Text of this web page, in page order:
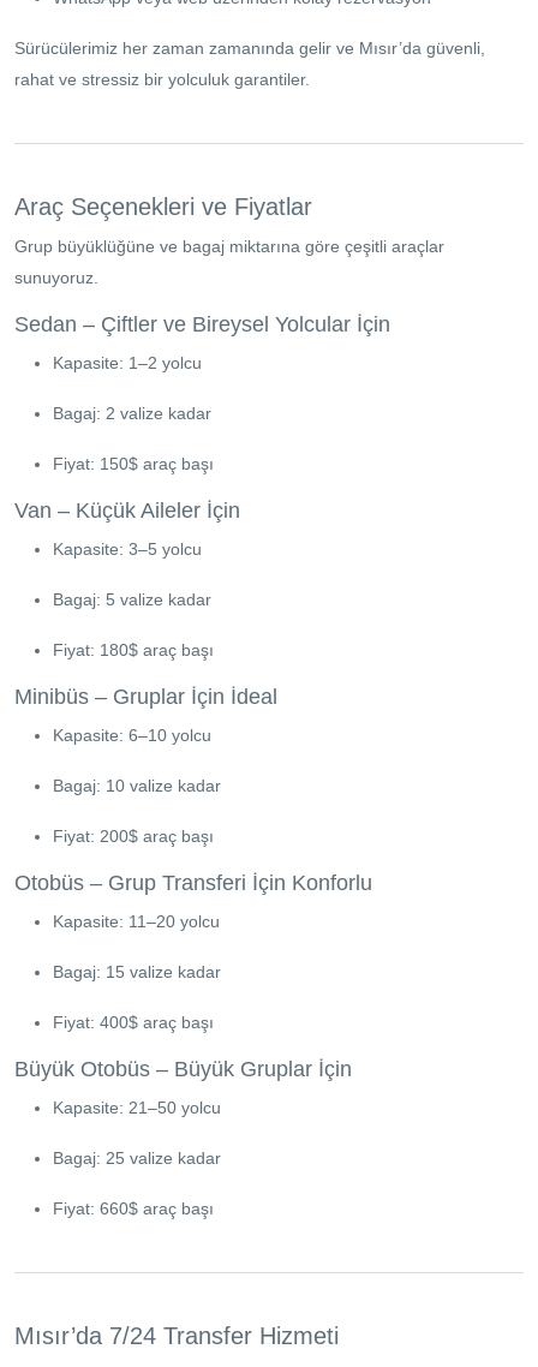
Sürücülerimiz her zaman zamanında gelir ve Mısır’da güvenli,
rahat ve stressiz bir yolculuk garantiler.
Araç Seçenekleri ve Fiyatlar
Grup büyüklüğüne ve bagaj miktarına göre çeşitli araçlar
sunuyoruz.
Sedan – Çiftler ve Bireysel Yolcular İçin
Kapasite: 1–2 yolcu
Bagaj: 2 valize kadar
Fiyat: 150$ araç başı
Van – Küçük Aileler İçin
Kapasite: 3–5 yolcu
Bagaj: 5 valize kadar
Fiyat: 180$ araç başı
Minibüs – Gruplar İçin İdeal
Kapasite: 6–10 yolcu
Bagaj: 10 valize kadar
Fiyat: 200$ araç başı
Otobüs – Grup Transferi İçin Konforlu
Kapasite: 11–20 yolcu
Bagaj: 15 valize kadar
Fiyat: 400$ araç başı
Büyük Otobüs – Büyük Gruplar İçin
Kapasite: 21–50 yolcu
Bagaj: 25 valize kadar
Fiyat: 660$ araç başı
Mısır’da 7/24 Transfer Hizmeti